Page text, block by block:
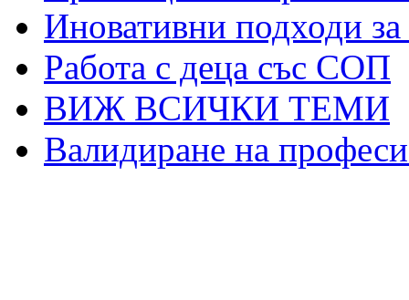
Иновативни подходи
Работа с деца със СОП
ВИЖ ВСИЧКИ ТЕМИ
Валидиране на